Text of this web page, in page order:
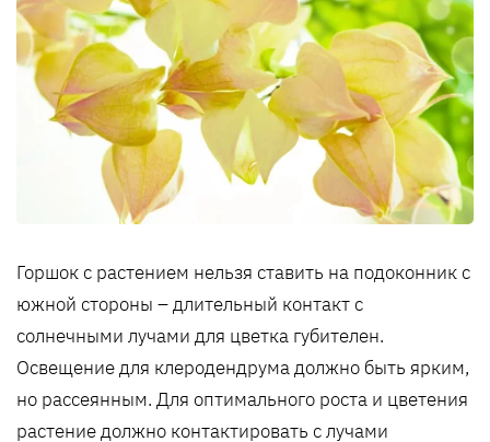
Горшок с растением нельзя ставить на подоконник с
южной стороны – длительный контакт с
солнечными лучами для цветка губителен.
Освещение для клеродендрума должно быть ярким,
но рассеянным. Для оптимального роста и цветения
растение должно контактировать с лучами